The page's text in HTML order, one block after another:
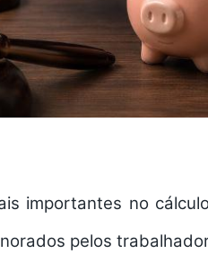
importantes no
pelos